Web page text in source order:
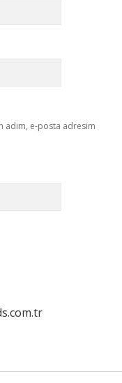
adım, e-posta adresim